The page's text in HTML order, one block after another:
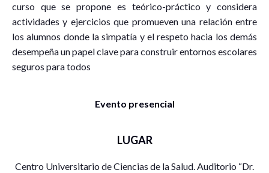
curso que se propone es teórico-práctico y considera
actividades y ejercicios que promueven una relación entre
los alumnos donde la simpatía y el respeto hacia los demás
desempeña un papel clave para construir entornos escolares
seguros para todos
Evento presencial
LUGAR
Centro Universitario de Ciencias de la Salud. Auditorio “Dr.